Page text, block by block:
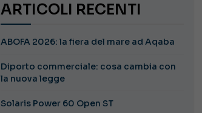
ARTICOLI RECENTI
ABOFA 2026: la fiera del mare ad Aqaba
Diporto commerciale: cosa cambia con
la nuova legge
Solaris Power 60 Open ST